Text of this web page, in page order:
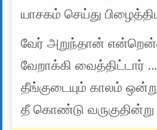
யாசகம் செய்து
வேர் அறுந்தான்
வேறாக்கி வைத்திட்டார்
தீங்குடையும் காலம்
தீ கொண்டு வருகுதின்று